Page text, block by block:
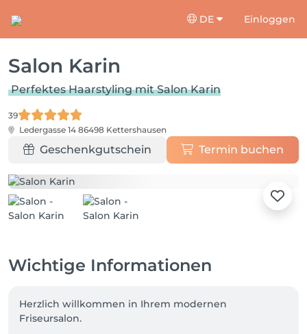
DE Einloggen
Salon Karin
Perfektes Haarstyling mit Salon Karin
39
Ledergasse 14 86498 Kettershausen
Geschenkgutschein Termin buchen
Wichtige Informationen
Herzlich willkommen in Ihrem modernen
Friseursalon.